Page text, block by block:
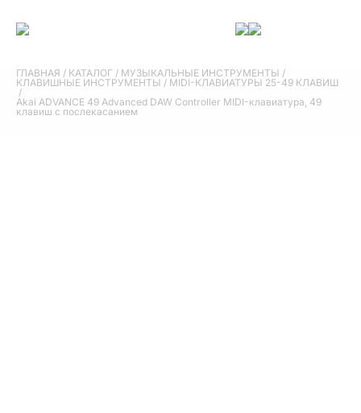
ГЛАВНАЯ / КАТАЛОГ / МУЗЫКАЛЬНЫЕ ИНСТРУМЕНТЫ /
КЛАВИШНЫЕ ИНСТРУМЕНТЫ / MIDI-КЛАВИАТУРЫ 25-49 КЛАВИШ
/
Akai ADVANCE 49 Advanced DAW Controller MIDI-клавиатура, 49
клавиш с послекасанием